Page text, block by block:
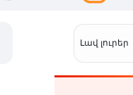
Լավ լուրեր